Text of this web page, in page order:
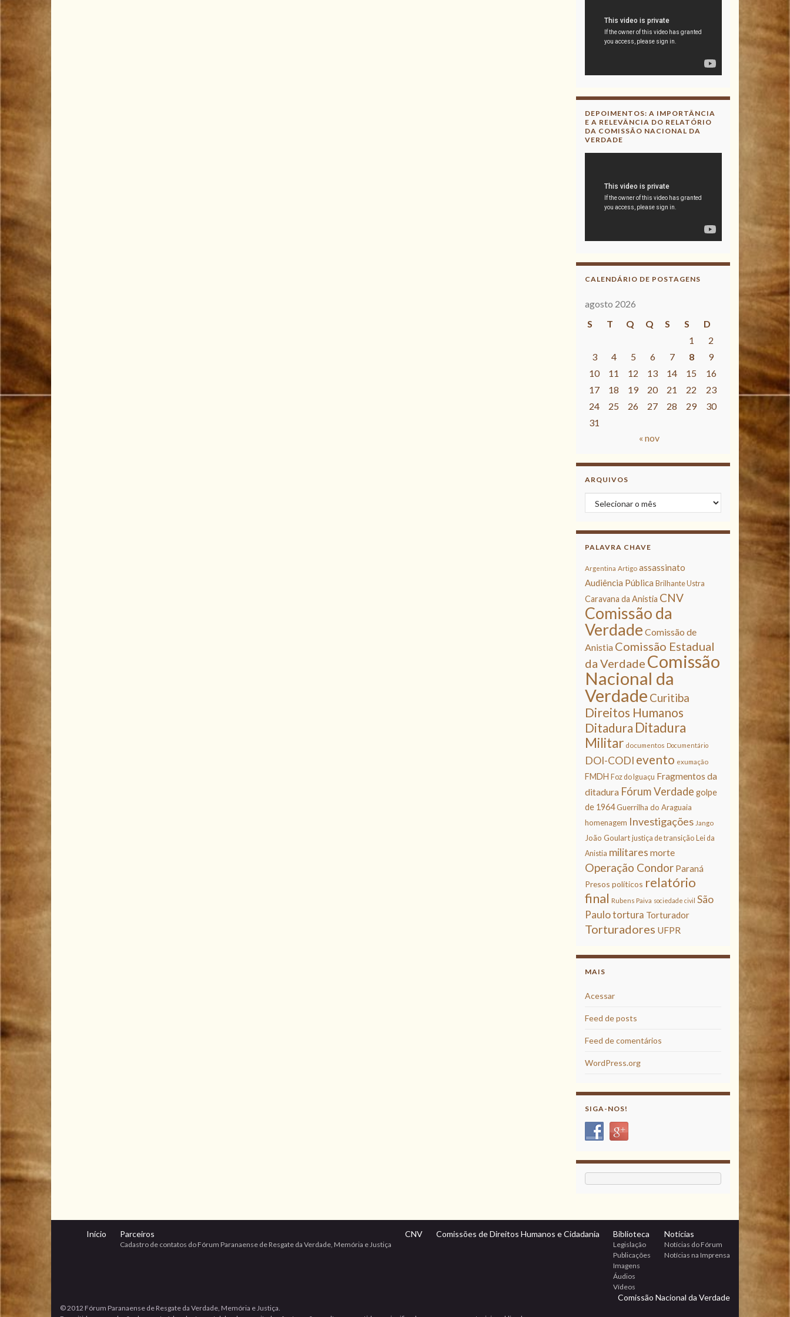
DEPOIMENTOS: A IMPORTÂNCIA
E A RELEVÂNCIA DO RELATÓRIO
DA COMISSÃO NACIONAL DA
VERDADE
CALENDÁRIO DE POSTAGENS
agosto 2026
S
T Q Q S S
D
1
2
3
4 5 6 7 8
9
10
11 12 13 14 15
16
17
18 19 20 21 22
23
24
25 26 27 28 29
30
31
« nov
ARQUIVOS
Arquivos
PALAVRA CHAVE
Argentina Artigo assassinato
Audiência Pública Brilhante Ustra
Caravana da Anistia CNV
Comissão da
Verdade Comissão de
Anistia Comissão Estadual
da Verdade Comissão
Nacional da
Verdade Curitiba
Direitos Humanos
Ditadura Ditadura
Militar documentos Documentário
DOI-CODI evento exumação
FMDH Foz do Iguaçu Fragmentos da
ditadura Fórum Verdade golpe
de 1964 Guerrilha do Araguaia
homenagem Investigações Jango
João Goulart justiça de transição Lei da
Anistia militares morte
Operação Condor Paraná
Presos políticos relatório
final Rubens Paiva sociedade civil São
Paulotortura Torturador
Torturadores UFPR
MAIS
Acessar
Feed de posts
Feed de comentários
WordPress.org
SIGA-NOS!
Início Parceiros
Cadastro de contatos do Fórum Paranaense de Resgate da Verdade, Memória e Justiça
CNV Comissões de Direitos Humanos e Cidadania Biblioteca
Legislação
Publicações
Imagens
Áudios
Vídeos
Notícias
Notícias do Fórum
Notícias na Imprensa
Comissão Nacional da Verdade
© 2012 Fórum Paranaense de Resgate da Verdade, Memória e Justiça.